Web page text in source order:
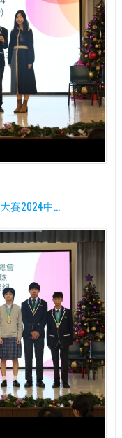
賽2024中...